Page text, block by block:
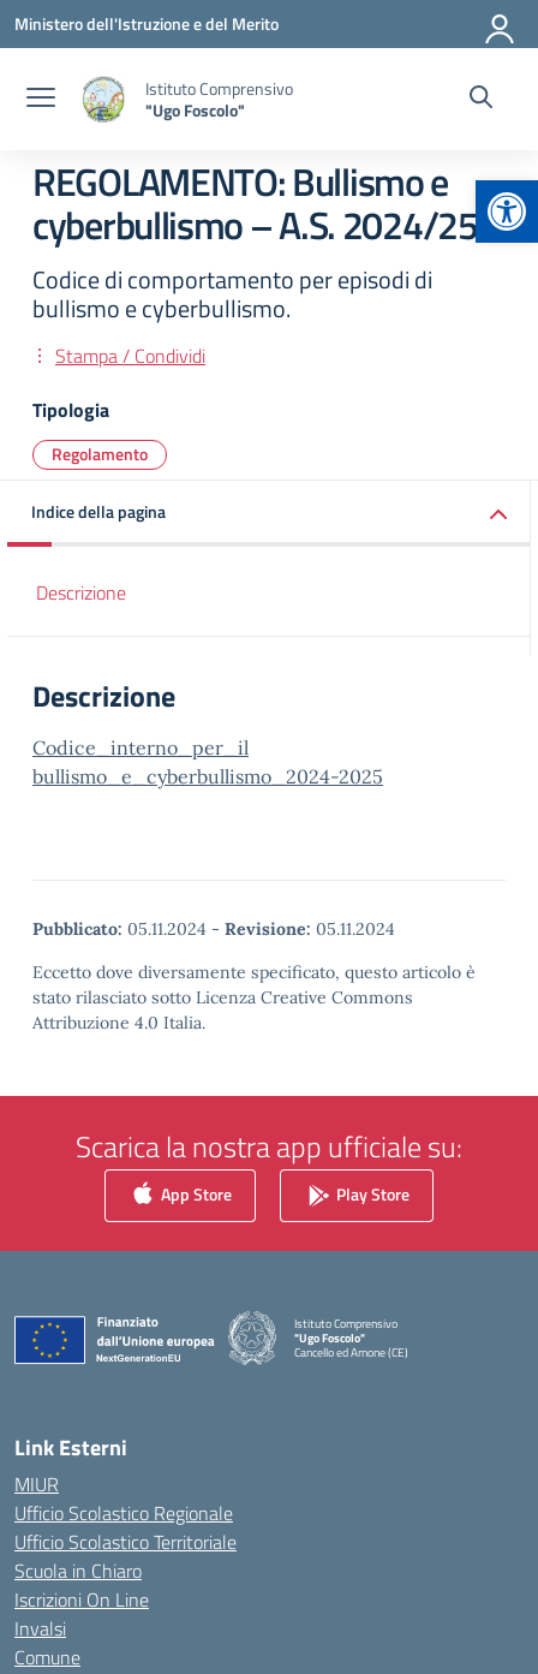
Vai ai contenuti
Vai al menu di navigazione
Vai al footer
Ministero dell'Istruzione e del Merito
Istituto Comprensivo
"Ugo Foscolo"
REGOLAMENTO: Bullismo e
cyberbullismo – A.S. 2024/25
Codice di comportamento per episodi di
bullismo e cyberbullismo.
Stampa / Condividi
Tipologia
Regolamento
Indice della pagina
Descrizione
Descrizione
Codice_interno_per_il
bullismo_e_cyberbullismo_2024-2025
Pubblicato: 05.11.2024 - Revisione: 05.11.2024
Eccetto dove diversamente specificato, questo articolo è
stato rilasciato sotto Licenza Creative Commons
Attribuzione 4.0 Italia.
Scarica la nostra app ufficiale su:
App Store Play Store
Istituto Comprensivo
"Ugo Foscolo"
Cancello ed Arnone (CE)
Link Esterni
MIUR
Ufficio Scolastico Regionale
Ufficio Scolastico Territoriale
Scuola in Chiaro
Iscrizioni On Line
Invalsi
Comune